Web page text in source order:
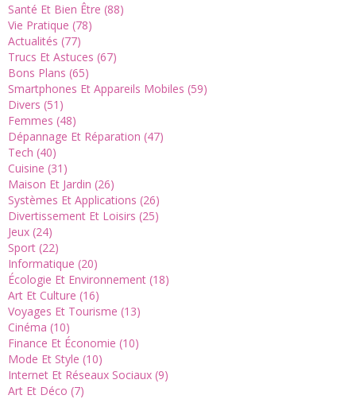
Santé Et Bien Être (88)
Vie Pratique (78)
Actualités (77)
Trucs Et Astuces (67)
Bons Plans (65)
Smartphones Et Appareils Mobiles (59)
Divers (51)
Femmes (48)
Dépannage Et Réparation (47)
Tech (40)
Cuisine (31)
Maison Et Jardin (26)
Systèmes Et Applications (26)
Divertissement Et Loisirs (25)
Jeux (24)
Sport (22)
Informatique (20)
Écologie Et Environnement (18)
Art Et Culture (16)
Voyages Et Tourisme (13)
Cinéma (10)
Finance Et Économie (10)
Mode Et Style (10)
Internet Et Réseaux Sociaux (9)
Art Et Déco (7)